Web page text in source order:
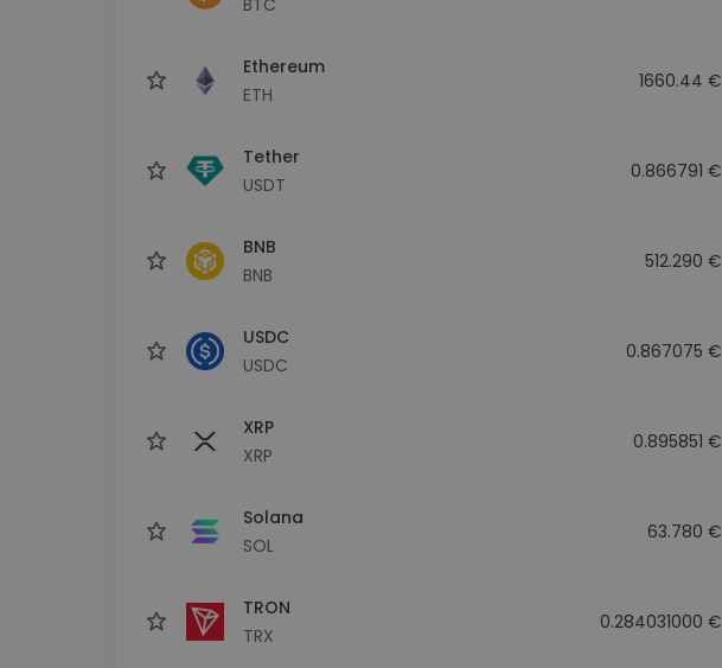
Ethereum
ETH
1660.44 €
Tether
USDT
0.866791 €
BNB
BNB
512.290 €
USDC
USDC
0.867075 €
XRP
XRP
0.895851 €
Solana
SOL
63.780 €
TRON
TRX
0.284031000 €